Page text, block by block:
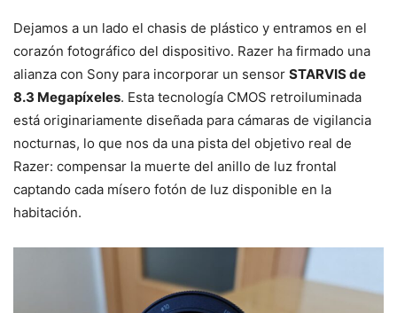
Dejamos a un lado el chasis de plástico y entramos en el
corazón fotográfico del dispositivo. Razer ha firmado una
alianza con Sony para incorporar un sensor STARVIS de
8.3 Megapíxeles. Esta tecnología CMOS retroiluminada
está originariamente diseñada para cámaras de vigilancia
nocturnas, lo que nos da una pista del objetivo real de
Razer: compensar la muerte del anillo de luz frontal
captando cada mísero fotón de luz disponible en la
habitación.